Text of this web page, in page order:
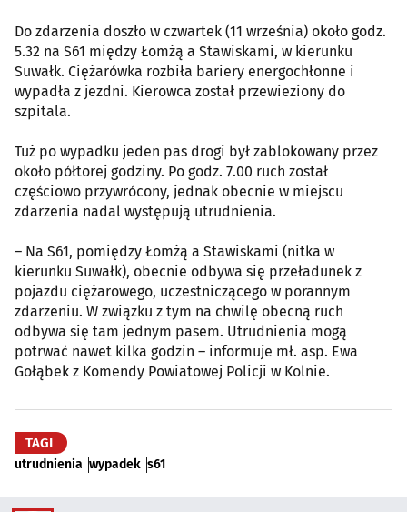
Do zdarzenia doszło w czwartek (11 września) około godz.
5.32 na S61 między Łomżą a Stawiskami, w kierunku
Suwałk. Ciężarówka rozbiła bariery energochłonne i
wypadła z jezdni. Kierowca został przewieziony do
szpitala.
Tuż po wypadku jeden pas drogi był zablokowany przez
około półtorej godziny. Po godz. 7.00 ruch został
częściowo przywrócony, jednak obecnie w miejscu
zdarzenia nadal występują utrudnienia.
– Na S61, pomiędzy Łomżą a Stawiskami (nitka w
kierunku Suwałk), obecnie odbywa się przeładunek z
pojazdu ciężarowego, uczestniczącego w porannym
zdarzeniu. W związku z tym na chwilę obecną ruch
odbywa się tam jednym pasem. Utrudnienia mogą
potrwać nawet kilka godzin – informuje mł. asp. Ewa
Gołąbek z Komendy Powiatowej Policji w Kolnie.
TAGI
utrudnienia wypadek s61